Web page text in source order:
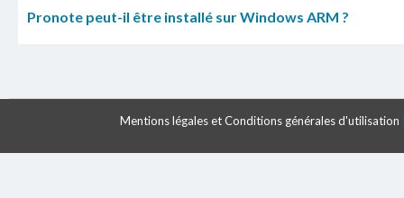
Pronote peut-il être installé sur Windows ARM ?
Mentions légales et Conditions générales d'utilisation